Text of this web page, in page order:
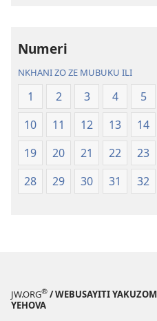
Numeri
NKHANI ZO ZE MUBUKU ILI
1 2 3 4 5
10
11 12 13 14
19
20 21 22 23
28
29 30 31 32
JW.ORG® / WEBUSAYITI
YEHOVA